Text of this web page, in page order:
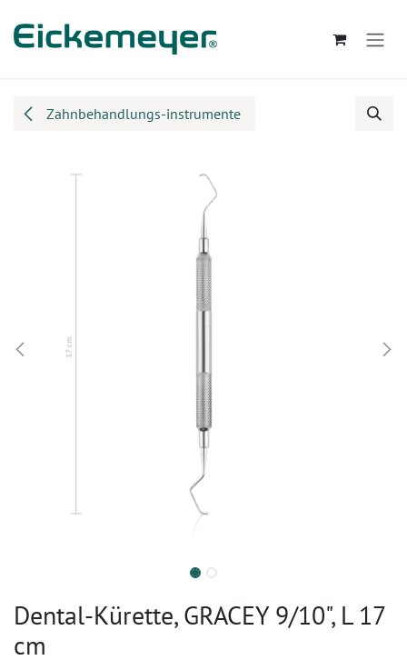
Zahnbehandlungs-instrumente
Dental-Kürette, GRACEY 9/10", L 17
cm